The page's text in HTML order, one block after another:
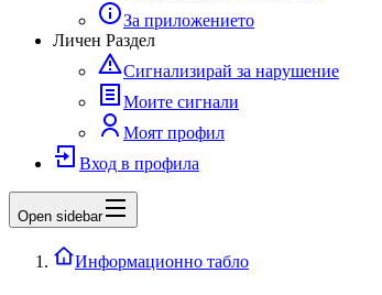
За приложението
Личен Раздел
Сигнализирай за нарушение
Моите сигнали
Моят профил
Вход в профила
Open sidebar
Информационно табло